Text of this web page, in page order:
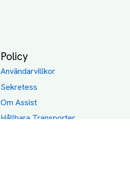
Policy
Användarvillkor
Sekretess
Om Assist
Hållbara Transporter